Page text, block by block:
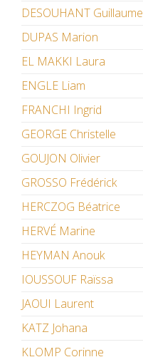
DESOUHANT Guillaume
DUPAS Marion
EL MAKKI Laura
ENGLE Liam
FRANCHI Ingrid
GEORGE Christelle
GOUJON Olivier
GROSSO Frédérick
HERCZOG Béatrice
HERVÉ Marine
HEYMAN Anouk
IOUSSOUF Raïssa
JAOUI Laurent
KATZ Johana
KLOMP Corinne